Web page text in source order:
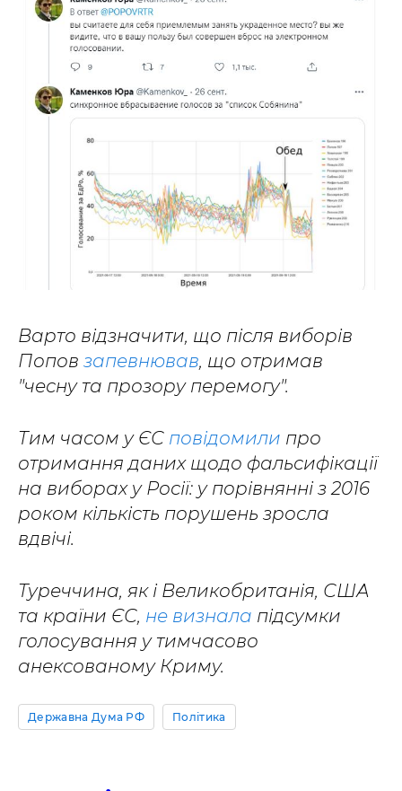
Варто відзначити, що після виборів
Попов запевнював, що отримав
"чесну та прозору перемогу".
Тим часом у ЄС повідомили про
отримання даних щодо фальсифікації
на виборах у Росії: у порівнянні з 2016
роком кількість порушень зросла
вдвічі.
Туреччина, як і Великобританія, США
та країни ЄС, не визнала підсумки
голосування у тимчасово
анексованому Криму.
Державна Дума РФ Політика